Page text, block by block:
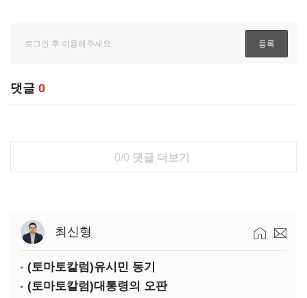
댓글 0
0/0 댓글 더보기
최신형
(토마토칼럼)유시민 동기
(토마토칼럼)대통령의 오판